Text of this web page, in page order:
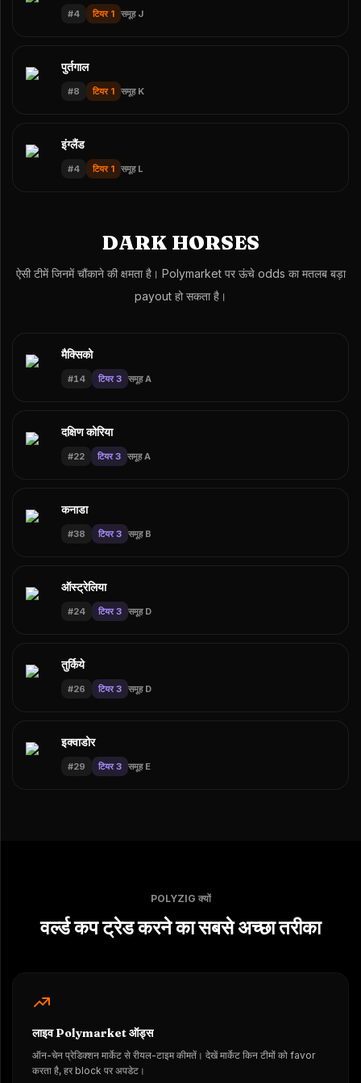
#4 टियर 1 समूह J
पुर्तगाल
#8 टियर 1 समूह K
इंग्लैंड
#4 टियर 1 समूह L
DARK HORSES
ऐसी टीमें जिनमें चौंकाने की क्षमता है। Polymarket पर ऊंचे odds का मतलब बड़ा
payout हो सकता है।
मैक्सिको
#14 टियर 3 समूह A
दक्षिण कोरिया
#22 टियर 3 समूह A
कनाडा
#38 टियर 3 समूह B
ऑस्ट्रेलिया
#24 टियर 3 समूह D
तुर्किये
#26 टियर 3 समूह D
इक्वाडोर
#29 टियर 3 समूह E
POLYZIG क्यों
वर्ल्ड कप ट्रेड करने का सबसे अच्छा तरीका
लाइव Polymarket ऑड्स
ऑन-चेन प्रेडिक्शन मार्केट से रीयल-टाइम कीमतें। देखें मार्केट किन टीमों को favor
करता है, हर block पर अपडेट।